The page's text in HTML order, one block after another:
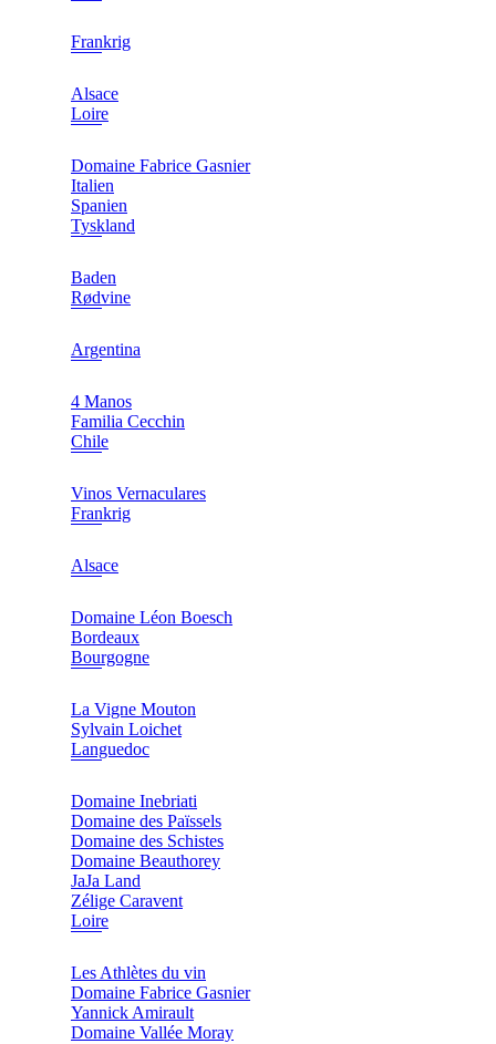
Frankrig
Alsace
Loire
Domaine Fabrice Gasnier
Italien
Spanien
Tyskland
Baden
Rødvine
Argentina
4 Manos
Familia Cecchin
Chile
Vinos Vernaculares
Frankrig
Alsace
Domaine Léon Boesch
Bordeaux
Bourgogne
La Vigne Mouton
Sylvain Loichet
Languedoc
Domaine Inebriati
Domaine des Païssels
Domaine des Schistes
Domaine Beauthorey
JaJa Land
Zélige Caravent
Loire
Les Athlètes du vin
Domaine Fabrice Gasnier
Yannick Amirault
Domaine Vallée Moray